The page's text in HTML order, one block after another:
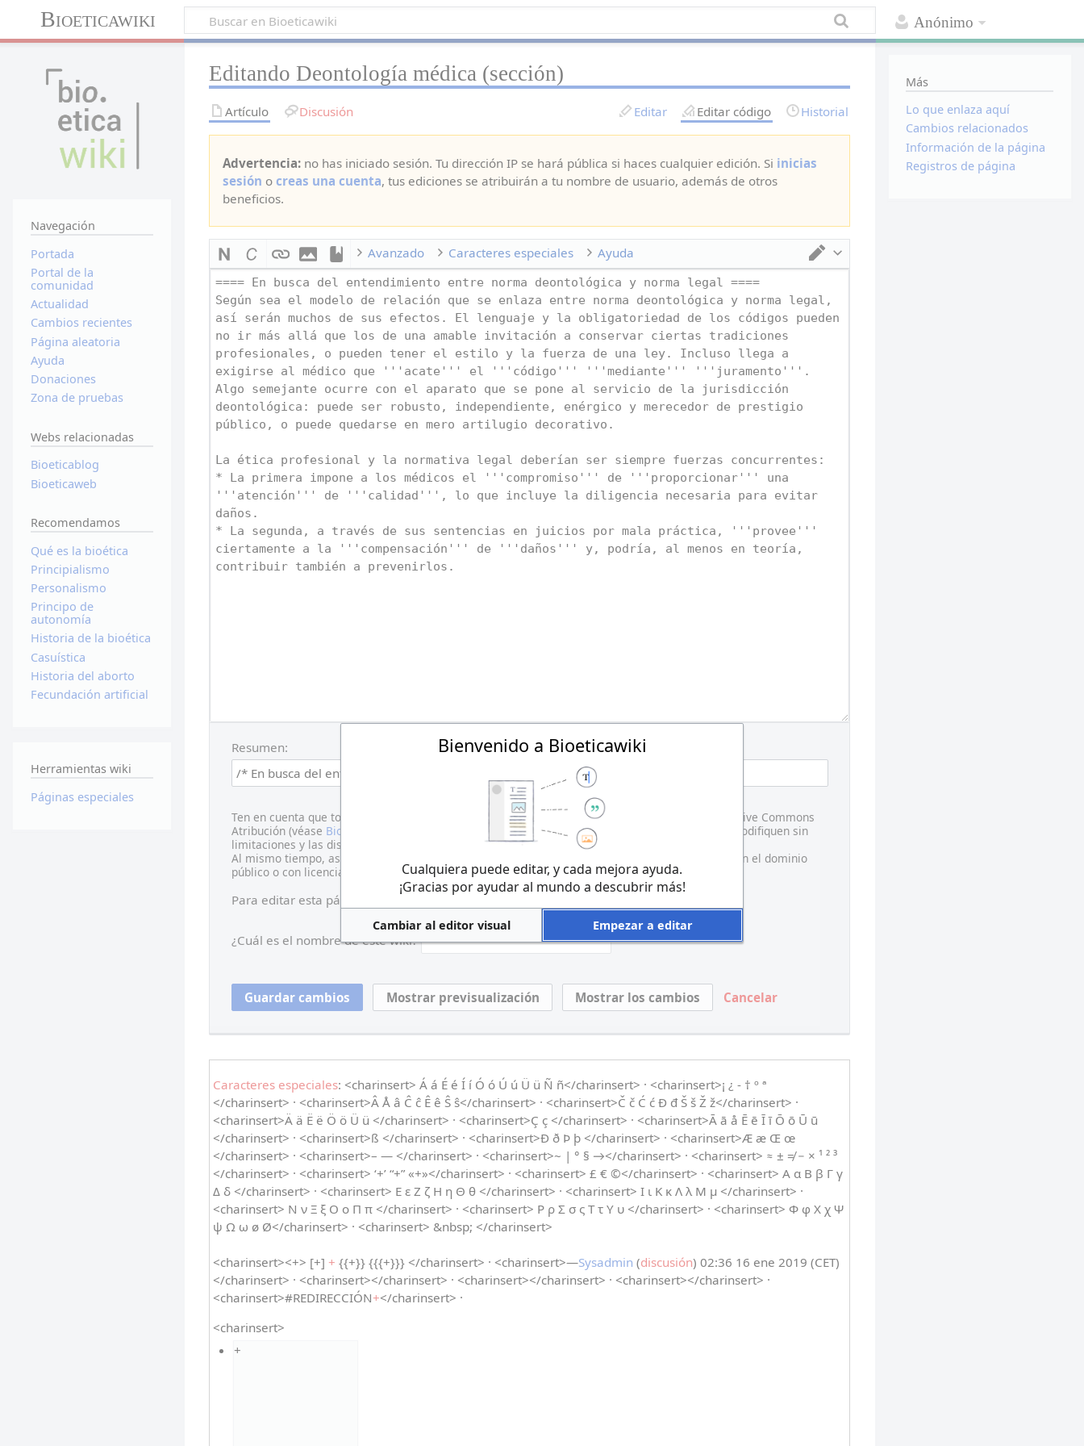
Anónimo
Bioeticawiki
Editando Deontología médica (sección)
Artículo Discusión Editar Editar código Historial
Advertencia:no has iniciado sesión. Tu dirección IP se hará pública si haces cualquier edición. Si inicias
sesión o creas una cuenta, tus ediciones se atribuirán a tu nombre de usuario, además de otros
beneficios.
Cambiar de editor
Avanzado Caracteres especiales Ayuda
Resumen:
Ten en cuenta que todas las contribuciones a Bioeticawiki se consideran publicadas bajo la Creative Commons
Atribución (véase Bioeticawiki:Derechos de autor
para más información). Si no deseas que las modifiquen sin
limitaciones y las distribuyan libremente, no las publiques aquí.
Al mismo tiempo, asumimos que eres el autor de lo que escribiste, o lo copiaste de una fuente en el dominio
público o con licencia libre.
¡No uses textos con copyright sin permiso!
Para editar esta página, responde la pregunta que aparece abajo (
¿Cuál es el nombre de este wiki?
Cancelar
Caracteres especiales: <charinsert> Á á É é Í í Ó ó Ú ú Ü ü Ñ ñ</charinsert> · <charinsert>¡ ¿ - † º ª
</charinsert> · <charinsert>Â Å â Ĉ ĉ Ê ê Ŝ ŝ</charinsert> · <charinsert>Č č Ć ć Đ đ Š š Ž ž</charinsert> ·
<charinsert>Ä ä Ë ë Ö ö Ü ü </charinsert> · <charinsert>Ç ç </charinsert> · <charinsert>Ā ā å Ē ē Ī ī Ō ō Ū ū
</charinsert> · <charinsert>ß </charinsert> · <charinsert>Ð ð Þ þ </charinsert> · <charinsert>Æ æ Œ œ
</charinsert> · <charinsert>– — </charinsert> · <charinsert>~ | ° § →</charinsert> · <charinsert> ≈ ± ≠ − × ¹ ² ³
</charinsert> · <charinsert> ‘+’ “+” «+»</charinsert> · <charinsert> £ € ©</charinsert> · <charinsert> Α α Β β Γ γ
Δ δ </charinsert> · <charinsert> Ε ε Ζ ζ Η η Θ θ </charinsert> · <charinsert> Ι ι Κ κ Λ λ Μ μ </charinsert> ·
<charinsert> Ν ν Ξ ξ Ο ο Π π </charinsert> · <charinsert> Ρ ρ Σ σ ς Τ τ Υ υ </charinsert> · <charinsert> Φ φ Χ χ Ψ
ψ Ω ω ø Ø</charinsert> · <charinsert> &nbsp; </charinsert>
<charinsert><+> [+] + {{+}} {{{+}}} </charinsert> · <charinsert>—Sysadmin (discusión) 02:36 16 ene 2019 (CET)
</charinsert> · <charinsert></charinsert> · <charinsert></charinsert> · <charinsert></charinsert> ·
<charinsert>#REDIRECCIÓN+</charinsert> ·
<charinsert>
+
Navegación
Portada
Portal de la
comunidad
Actualidad
Cambios recientes
Página aleatoria
Ayuda
Donaciones
Zona de pruebas
Webs relacionadas
Bioeticablog
Bioeticaweb
Recomendamos
Qué es la bioética
Principialismo
Personalismo
Principo de
autonomía
Historia de la bioética
Casuística
Historia del aborto
Fecundación artificial
Herramientas wiki
Páginas especiales
Más
Lo que enlaza aquí
Cambios relacionados
Información de la página
Registros de página
Bienvenido a Bioeticawiki
Cualquiera puede editar, y cada mejora ayuda.
¡Gracias por ayudar al mundo a descubrir más!
Cambiar al editor visual Empezar a editar